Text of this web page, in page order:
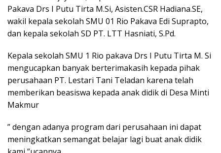
Pakava Drs I Putu Tirta M.Si, Asisten.CSR Hadiana.SE,
wakil kepala sekolah SMU 01 Rio Pakava Edi Suprapto,
dan kepala sekolah SD PT. LTT Hasniati, S.Pd.
Kepala sekolah SMU 1 Rio pakava Drs I Putu Tirta M. Si
mengucapkan banyak berterimakasih kepada pihak
perusahaan PT. Lestari Tani Teladan karena telah
memberikan beasiswa kepada anak didik di Desa Minti
Makmur
” dengan adanya program dari perusahaan ini dapat
meningkatkan semangat belajar lagi buat anak didik